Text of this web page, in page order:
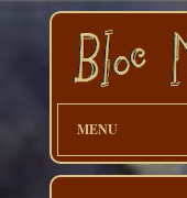
MENU